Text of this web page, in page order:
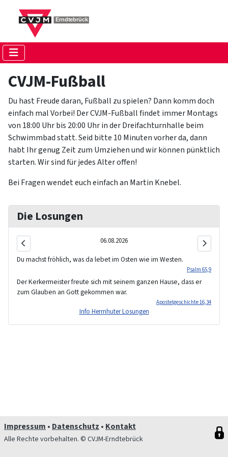
CVJM-Fußball
Du hast Freude daran, Fußball zu spielen? Dann komm doch
einfach mal Vorbei! Der CVJM-Fußball findet immer Montags
von 18:00 Uhr bis 20:00 Uhr in der Dreifachturnhalle beim
Schwimmbad statt. Seid bitte 10 Minuten vorher da, dann
habt Ihr genug Zeit zum Umziehen und wir können pünktlich
starten. Wir sind für jedes Alter offen!
Bei Fragen wendet euch einfach an Martin Knebel.
Die Losungen
06.08.2026
Du machst fröhlich, was da lebet im Osten wie im Westen.
Psalm 65,9
Der Kerkermeister freute sich mit seinem ganzen Hause, dass er
zum Glauben an Gott gekommen war.
Apostelgeschichte 16,34
Info Herrnhuter Losungen
Impressum • Datenschutz • Kontakt
Alle Rechte vorbehalten. © CVJM-Erndtebrück